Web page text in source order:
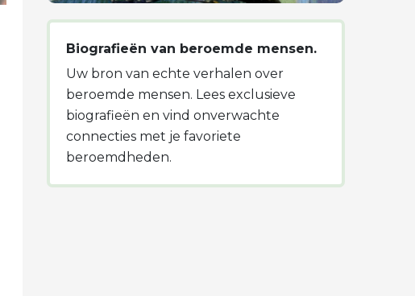
Biografieën van beroemde mensen.
Uw bron van echte verhalen over
beroemde mensen. Lees exclusieve
biografieën en vind onverwachte
connecties met je favoriete
beroemdheden.